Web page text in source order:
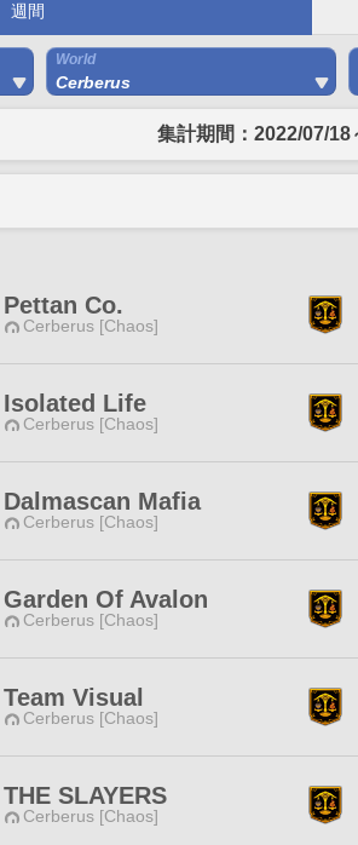
週間
World
Cerberus
集計期間：2022/07/18
Pettan Co.
Cerberus [Chaos]
Isolated Life
Cerberus [Chaos]
Dalmascan Mafia
Cerberus [Chaos]
Garden Of Avalon
Cerberus [Chaos]
Team Visual
Cerberus [Chaos]
THE SLAYERS
Cerberus [Chaos]